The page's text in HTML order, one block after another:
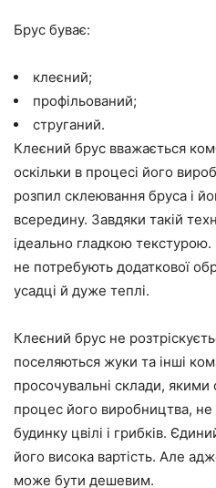
Брус буває:
клеєний;
профільований;
струганий.
Клеєний брус вважається
оскільки в процесі його
розпил склеювання бруса і
всередину. Завдяки такій
ідеально гладкою
не потребують додаткової
усадці й дуже теплі.
Клеєний брус не
поселяються жуки та інші
просочувальні склади,
процес його виробництва, не
будинку цвілі і грибків.
його висока вартість. Але
може бути дешевим.